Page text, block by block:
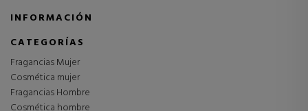
INFORMACIÓN
CATEGORÍAS
Fragancias Mujer
Cosmética mujer
Fragancias Hombre